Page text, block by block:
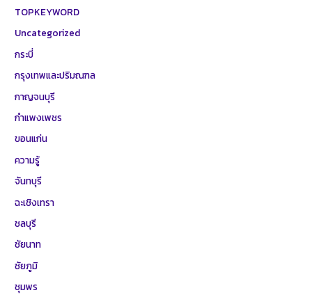
TOPKEYWORD
Uncategorized
กระบี่
กรุงเทพและปริมณฑล
กาญจนบุรี
กำแพงเพชร
ขอนแก่น
ความรู้
จันทบุรี
ฉะเชิงเทรา
ชลบุรี
ชัยนาท
ชัยภูมิ
ชุมพร